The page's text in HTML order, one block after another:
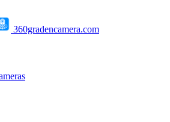
360gradencamera.com